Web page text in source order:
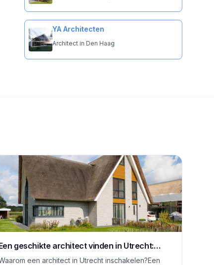
YA Architecten
Architect in Den Haag
geschikte architect vinden in Utrecht:
moet je op letten
een architect in Utrecht inschakelen?Een